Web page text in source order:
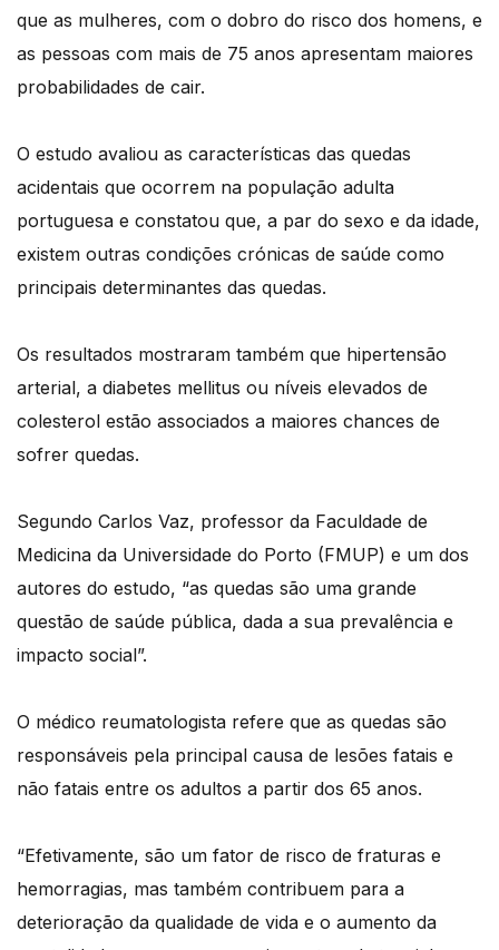
que as mulheres, com o dobro do risco dos homens, e
as pessoas com mais de 75 anos apresentam maiores
probabilidades de cair.
O estudo avaliou as características das quedas
acidentais que ocorrem na população adulta
portuguesa e constatou que, a par do sexo e da idade,
existem outras condições crónicas de saúde como
principais determinantes das quedas.
Os resultados mostraram também que hipertensão
arterial, a diabetes mellitus ou níveis elevados de
colesterol estão associados a maiores chances de
sofrer quedas.
Segundo Carlos Vaz, professor da Faculdade de
Medicina da Universidade do Porto (FMUP) e um dos
autores do estudo, “as quedas são uma grande
questão de saúde pública, dada a sua prevalência e
impacto social”.
O médico reumatologista refere que as quedas são
responsáveis pela principal causa de lesões fatais e
não fatais entre os adultos a partir dos 65 anos.
“Efetivamente, são um fator de risco de fraturas e
hemorragias, mas também contribuem para a
deterioração da qualidade de vida e o aumento da